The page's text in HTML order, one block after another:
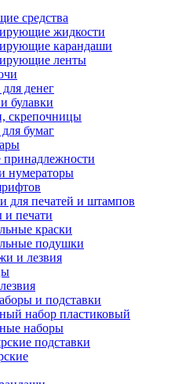
средства
жидкости
карандаши
ленты
денег
булавки
скрепочницы
бумаг
нумераторы
для печатей и штампов
печати
краски
подушки
и лезвия
и подставки
набор пластиковый
наборы
подставки